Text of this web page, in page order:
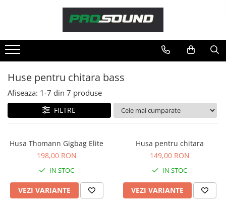
Sonorizare / PA
Adaptoare phantom
Adresare publica 100V
Amplificatoare Audio
Boxe Audio
Mixere audio
Monitorizare In-Ear
Pickup-uri, platane & accesorii
Playere si Recordere
Procesoare si efecte
Huse pentru chitara bass
Afiseaza: 1-7 din 7 produse
FILTRE
Husa Thomann Gigbag Elite
198,00 RON
IN STOC
VEZI VARIANTE
Husa pentru chitara
149,00 RON
IN STOC
VEZI VARIANTE